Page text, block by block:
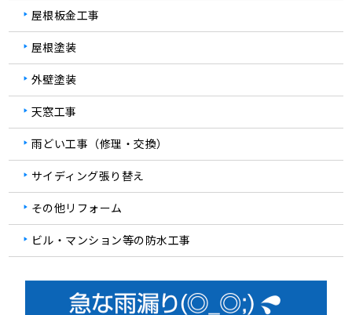
屋根板金工事
屋根塗装
外壁塗装
天窓工事
雨どい工事（修理・交換）
サイディング張り替え
その他リフォーム
ビル・マンション等の防水工事